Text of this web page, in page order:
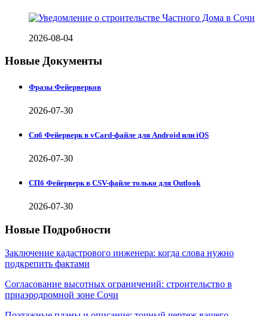
2026-08-04
Новые Документы
Фразы Фейерверков
2026-07-30
Спб Фейерверк в vCard-файле для Android или iOS
2026-07-30
СПб Фейерверк в CSV-файле только для Outlook
2026-07-30
Новые Подробности
Заключение кадастрового инженера: когда слова нужно
подкрепить фактами
Согласование высотных ограничений: строительство в
приаэродромной зоне Сочи